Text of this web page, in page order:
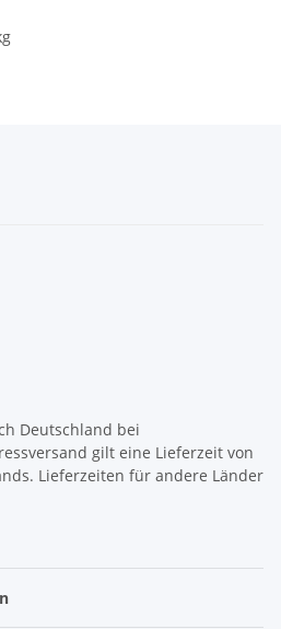
Deutschland bei
gilt eine Lieferzeit von
Lieferzeiten für andere Länder